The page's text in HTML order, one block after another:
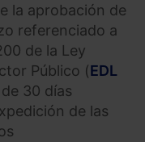
la aprobación de
referenciado a
de la Ley
Público (EDL
30 días
de las